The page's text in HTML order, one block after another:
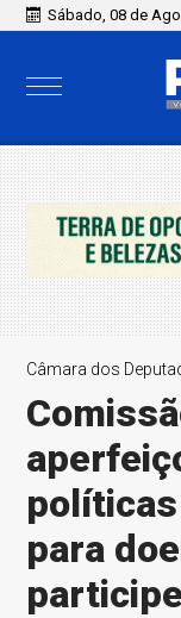
Sábado, 08 de
Câmara dos
para
participe